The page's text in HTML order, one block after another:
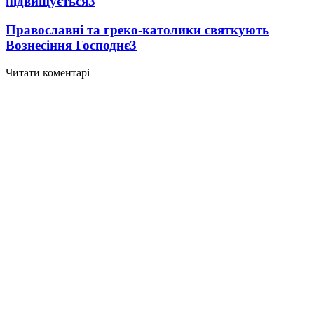
Православні та греко-католики святкують
Вознесіння Господнє3
Читати коментарі